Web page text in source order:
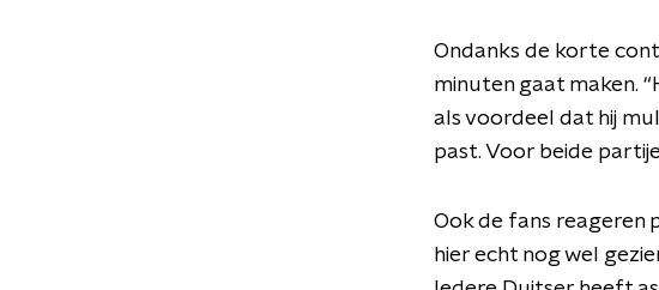
Ondanks de korte
minuten gaat maken.
als voordeel dat hij
past. Voor beide
Ook de fans reageren
hier echt nog wel